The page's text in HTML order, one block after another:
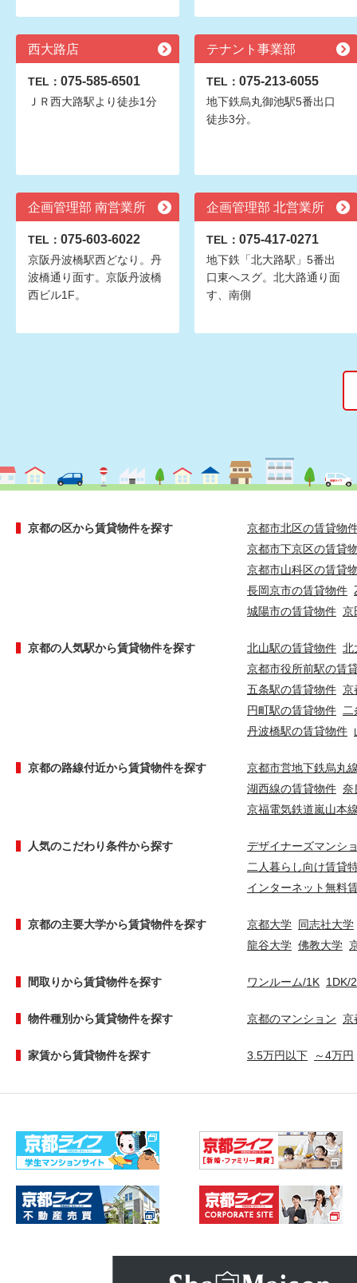
西大路店
TEL： 075-585-6501
ＪＲ西大路駅より徒歩1分
テナント事業部
TEL： 075-213-6055
地下鉄烏丸御池駅5番出口
徒歩3分。
企画管理部 南営業所
TEL： 075-603-6022
京阪丹波橋駅西どなり。丹
波橋通り面す。京阪丹波橋
西ビル1F。
企画管理部 北営業所
TEL： 075-417-0271
地下鉄「北大路駅」5番出
口東へスグ。北大路通り面
す、南側
京都の区から賃貸物件を探す
京都市北区の賃貸物
京都市下京区の賃貸
京都市山科区の賃貸
長岡京市の賃貸物件
城陽市の賃貸物件 京
京都の人気駅から賃貸物件を探す 北山駅の賃貸物件 北
京都市役所前駅の賃
五条駅の賃貸物件 京
円町駅の賃貸物件
丹波橋駅の賃貸物件
京都の路線付近から賃貸物件を探す
京都市営地下鉄烏丸
湖西線の賃貸物件 奈
京福電気鉄道嵐山本
人気のこだわり条件から探す
デザイナーズマンシ
二人暮らし向け賃貸
インターネット無料
京都の主要大学から賃貸物件を探す 京都大学 同志社大学
龍谷大学 佛教大学
間取りから賃貸物件を探す ワンルーム/1K 1DK/
物件種別から賃貸物件を探す 京都のマンション 京
家賃から賃貸物件を探す 3.5万円以下 ～4万円